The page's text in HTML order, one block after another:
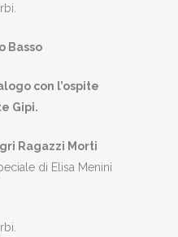
Basso
con l’ospite
Gipi.
Ragazzi Morti
di Elisa Menini